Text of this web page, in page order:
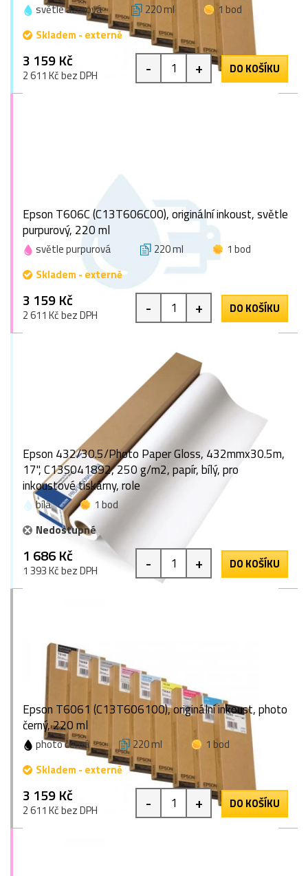
světle azurová 220 ml
1 bod
Skladem - externě
3 159 Kč
2 611 Kč bez DPH - + DO KOŠÍKU
Epson T606C (C13T606C00), originální inkoust, světle
purpurový, 220 ml
světle purpurová 220 ml
1 bod
Skladem - externě
3 159 Kč
2 611 Kč bez DPH - + DO KOŠÍKU
Epson 432/30.5/Photo Paper Gloss, 432mmx30.5m,
17", C13S041892, 250 g/m2, papír, bílý, pro
inkoustové tiskárny, role
bílá
1 bod
Nedostupné
1 686 Kč
1 393 Kč bez DPH - + DO KOŠÍKU
Epson T6061 (C13T606100), originální inkoust, photo
černý, 220 ml
photo černá 220 ml
1 bod
Skladem - externě
3 159 Kč
2 611 Kč bez DPH - + DO KOŠÍKU